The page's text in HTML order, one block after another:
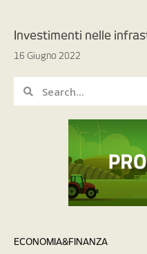
Investimenti nelle
16 Giugno 2022
ECONOMIA&FINANZA